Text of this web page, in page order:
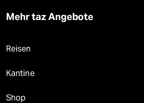
Mehr taz Angebote
Reisen
Kantine
Shop